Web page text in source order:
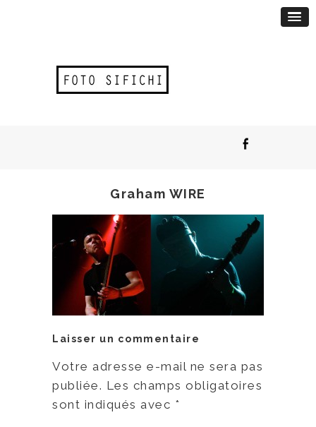
Graham WIRE
Laisser un commentaire
Votre adresse e-mail ne sera pas
publiée. Les champs obligatoires
sont indiqués avec *